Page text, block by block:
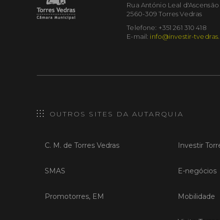
Rua António Leal d'Ascensão
2560-309 Torres Vedras
Telefone: +351 261 310 418
E-mail: info@investir-
OUTROS SITES DA AUTARQUIA
C. M. de Torres Vedras
SMAS
Promotorres, EM
Investir
E-negócios
Mobilidade